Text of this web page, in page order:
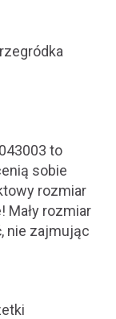
to
sobie
rozmiar
Mały rozmiar
nie zajmując